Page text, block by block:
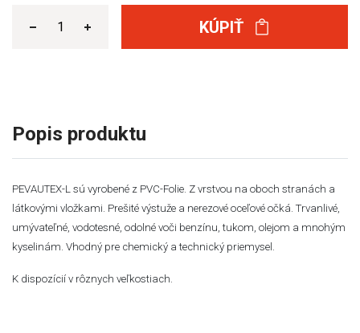
KÚPIŤ
Popis produktu
PEVAUTEX-L sú vyrobené z PVC-Folie. Z vrstvou na oboch stranách a
látkovými vložkami. Prešité výstuže a nerezové oceľové očká. Trvanlivé,
umývateľné, vodotesné, odolné voči benzínu, tukom, olejom a mnohým
kyselinám. Vhodný pre chemický a technický priemysel.
K dispozícií v rôznych veľkostiach.